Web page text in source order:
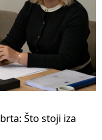
Što stoji iza